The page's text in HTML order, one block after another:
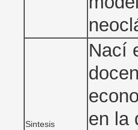
Sintesis
Nací
en la